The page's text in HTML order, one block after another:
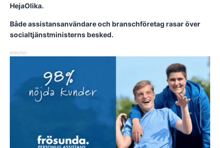
HejaOlika.
Både assistansanvändare och branschföretag rasar över
socialtjänstministerns besked.
ANNONS